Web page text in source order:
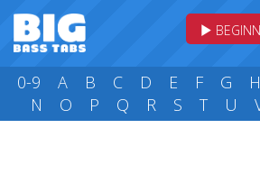
0-9 A B C D E F G H
N
O P Q R S T U